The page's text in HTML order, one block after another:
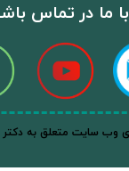
​با ما در تماس